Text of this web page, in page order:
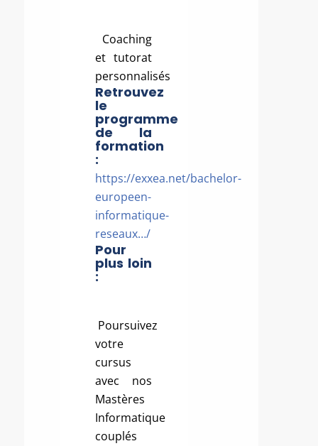
Coaching
et tutorat
personnalisés
Retrouvez
le
programme
de la
formation
:
https://exxea.net/bachelor-
europeen-
informatique-
reseaux…/
Pour
plus loin
:
Poursuivez
votre
cursus
avec nos
Mastères
Informatique
couplés